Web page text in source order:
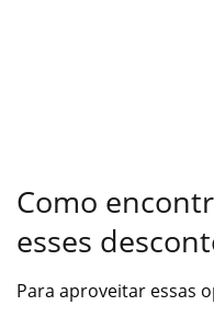
Como
esses
Para aproveitar essas